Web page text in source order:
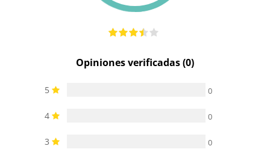
100%
Opiniones verificadas (0)
5 0
4 0
3 0